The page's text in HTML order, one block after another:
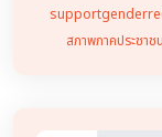
สภาพภาคประชาชน